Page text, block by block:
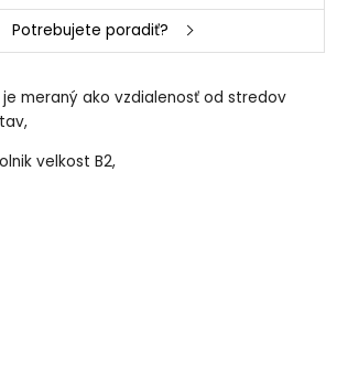
Potrebujete poradiť?
meraný ako vzdialenosť od stredov
velkost B2,